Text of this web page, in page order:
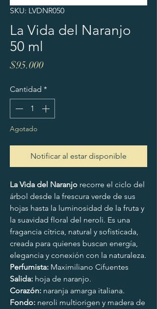
SKU: LVDNR050
La Vida del Naranjo
50 ml
$95.000Precio
Cantidad *
Agotado
Notificar al estar disponible
La Vida del Naranjo recorre el ciclo del
árbol desde la frescura verde de sus
hojas hasta la luminosidad de la fruta y
la suavidad floral del neroli. Es una
fragancia cítrica, natural y sofisticada,
creada para quienes buscan energía,
elegancia y conexión con la naturaleza.
Perfumista: Maximiliano Cifuentes
Salida: hoja de naranjo.
Corazón: naranja amarga italiana.
Fondo: neroli multiorigen y madera de